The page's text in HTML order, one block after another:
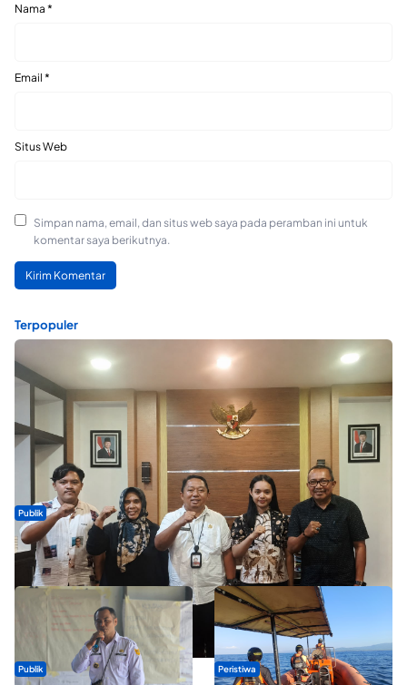
Nama *
Email *
Situs Web
Simpan nama, email, dan situs web saya pada peramban ini untuk
komentar saya berikutnya.
Terpopuler
Publik
Dua Talenta Muda Ternate Wakili Maluku Utara di Gita Bahana
Nusantara 2026
Publik Peristiwa